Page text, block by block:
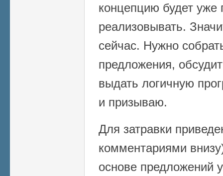
концепцию будет уже
реализовывать.
сейчас. Нужно
предложения,
выдать логичную
и призываю.
Для затравки
комментариями
основе предложений